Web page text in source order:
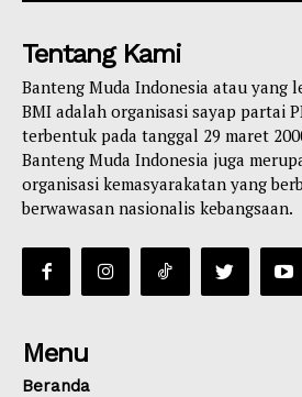
Tentang Kami
Banteng Muda Indonesia atau yang
BMI adalah organisasi sayap partai
terbentuk pada tanggal 29 maret
Banteng Muda Indonesia juga
organisasi kemasyarakatan yang
berwawasan nasionalis kebangsaan.
Menu
Beranda